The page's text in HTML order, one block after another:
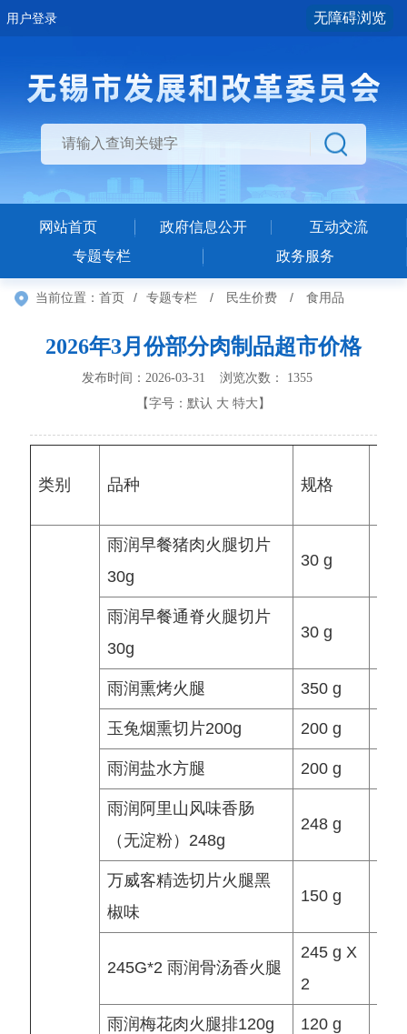
用户登录 无障碍浏览
网站首页 政府信息公开
互动交流
专题专栏
政务服务
当前位置： 首页 / 专题专栏 / 民生价费 / 食用品
2026年3月份部分肉制品超市价格
发布时间：2026-03-31 浏览次数： 1355
【字号： 默认 大 特大 】
类别 品种 规格
雨润早餐猪肉火腿切片
30g
30 g
雨润早餐通脊火腿切片
30g
30 g
雨润熏烤火腿 350 g
玉兔烟熏切片200g 200 g
雨润盐水方腿 200 g
雨润阿里山风味香肠
（无淀粉）248g
248 g
万威客精选切片火腿黑
椒味
150 g
245G*2 雨润骨汤香火腿
245 g X
2
雨润梅花肉火腿排120g 120 g